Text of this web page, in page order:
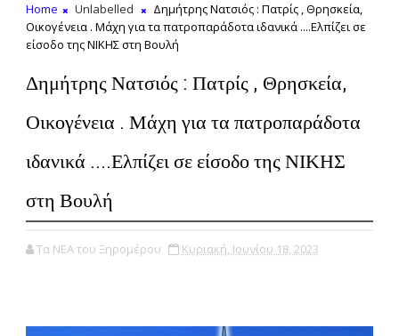
Home Unlabelled
Δημήτρης Νατσιός : Πατρίς , Θρησκεία,
Οικογένεια . Μάχη για τα πατροπαράδοτα ιδανικά ....Ελπίζει σε
είσοδο της ΝΙΚΗΣ στη Βουλή
Δημήτρης Νατσιός : Πατρίς , Θρησκεία,
Οικογένεια . Μάχη για τα πατροπαράδοτα
ιδανικά ....Ελπίζει σε είσοδο της ΝΙΚΗΣ
στη Βουλή
Τα ΝΕΑ του Ξηρομέρου Κυριακή, Ιουνίου 18, 2023